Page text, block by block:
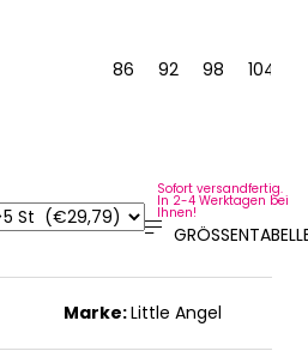
86 92 98 104
Sofort versandfertig.
In 2-4 Werktagen bei
Ihnen!
GRÖSSENTABELLE
Marke:Little Angel